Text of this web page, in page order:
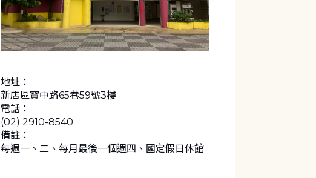
地址：
新店區寶中路65巷59號3樓
電話：
(02) 2910-8540
備註：
每週一、二、每月最後一個週四、國定假日休館